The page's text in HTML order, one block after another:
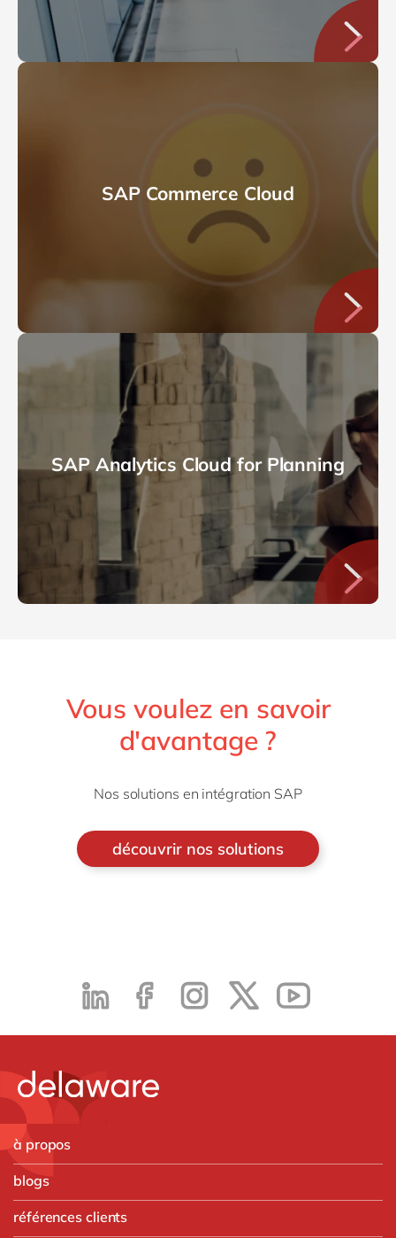
SAP Commerce Cloud
SAP Analytics Cloud for Planning
Vous voulez en savoir
d'avantage ?
Nos solutions en intégration SAP
découvrir nos solutions
à propos
blogs
références clients